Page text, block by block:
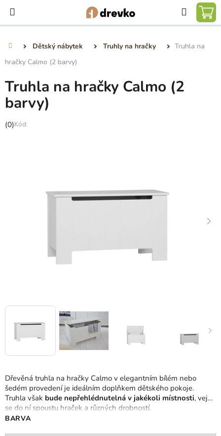
obsah
Hledat
Dětský nábytek Truhly na hračky
Truhla na
hračky Calmo (2 barvy)
Dřevěná truhla na hračky Calmo v elegantním bílém nebo
šedém provedení je ideálním doplňkem dětského pokoje.
Truhla však bude nepřehlédnutelná v jakékoli místnosti, vejde
se do ní spoustu hraček a různých drobností.
BARVA
Truhla na hračky Calmo (2
barvy)
Průměrné
(0)